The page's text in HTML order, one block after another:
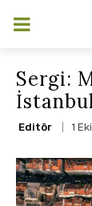
Sergi:
Editör 1